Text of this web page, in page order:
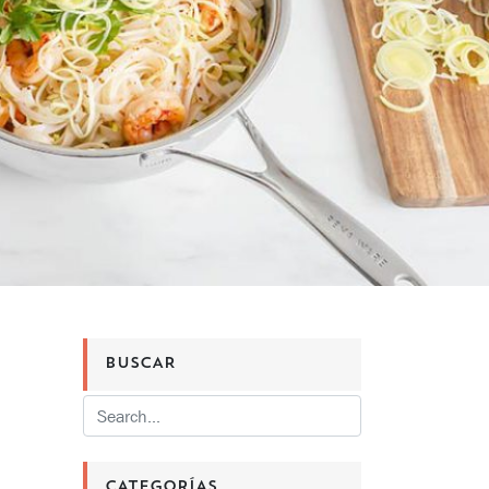
BUSCAR